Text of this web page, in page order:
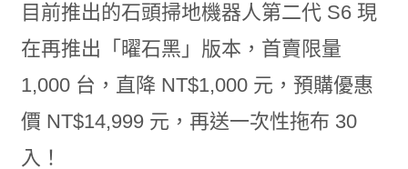
目前推出的石頭掃地機器人第二代 S6 現
在再推出「曜石黑」版本，首賣限量
1,000 台，直降 NT$1,000 元，預購優惠
價 NT$14,999 元，再送一次性拖布 30
入！